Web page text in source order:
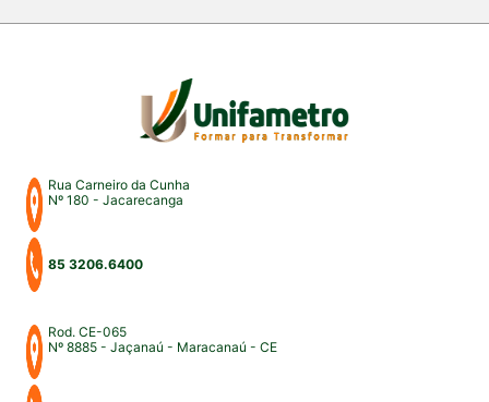
professores, profissionais do Direito e convidados
Rua Carneiro da Cunha
Nº 180 - Jacarecanga
85 3206.6400
Rod. CE-065
Nº 8885 - Jaçanaú - Maracanaú - CE